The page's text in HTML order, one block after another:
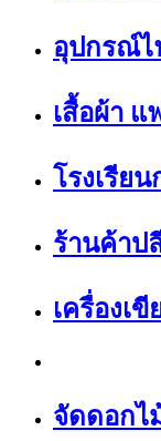
อุปกรณ์ไ
เสื้อผ้า แ
โรงเรีย
ร้านค้าป
เครื่องเ
จัดดอกไ